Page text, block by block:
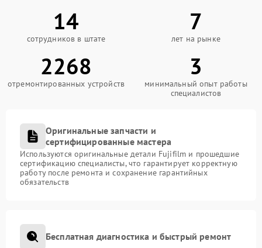
14
сотрудников в штате
7
лет на рынке
2268
отремонтированных устройств
3
минимальный опыт работы
специалистов
Оригинальные запчасти и
сертифицированные мастера
Используются оригинальные детали Fujifilm и прошедшие
сертификацию специалисты, что гарантирует корректную
работу после ремонта и сохранение гарантийных
обязательств
Бесплатная диагностика и быстрый ремонт